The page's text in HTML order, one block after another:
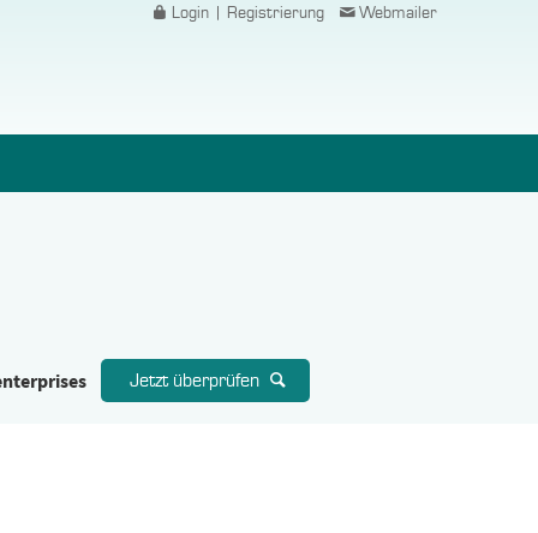
Login | Registrierung Webmailer
Jetzt überprüfen